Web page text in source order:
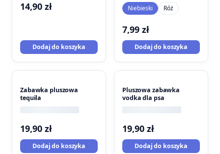
14,90 zł
Dodaj do koszyka
Niebieski Róż
7,99 zł
Dodaj do koszyka
Zabawka pluszowa
tequila
19,90 zł
Dodaj do koszyka
Pluszowa zabawka
vodka dla psa
19,90 zł
Dodaj do koszyka